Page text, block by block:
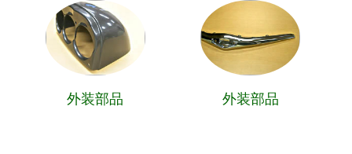
外装部品 外装部品